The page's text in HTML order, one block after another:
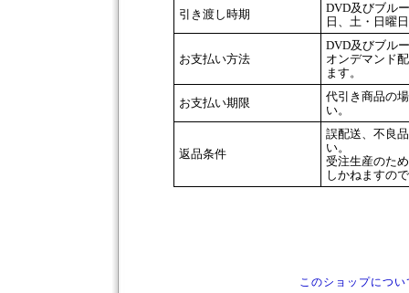
引き渡し時期
DVD及びブル
日、土・日曜
お支払い方法
DVD及びブル
オンデマンド
ます。
お支払い期限
代引き商品の
い。
返品条件
誤配送、不良
い。
受注生産のた
しかねますの
このショップについ